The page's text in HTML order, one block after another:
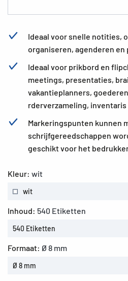
Ideaal voor snelle notities,
organiseren, agenderen en
Ideaal voor prikbord en
meetings, presentaties,
vakantieplanners,
rderverzameling,
Markeringspunten kunnen
schrijfgereedschappen
geschikt voor het
Kleur: wit
wit
Inhoud: 540 Etiketten
540 Etiketten
Formaat: Ø 8 mm
Ø 8 mm